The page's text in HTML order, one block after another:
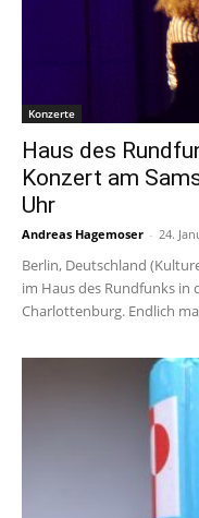
Konzerte
Haus des
Konzert am
Uhr
Andreas Hagemoser - 24.
Berlin, Deutschland
im Haus des Rundfunks in
Charlottenburg. Endlich